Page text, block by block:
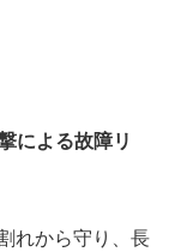
による故障リ
れから守り、長